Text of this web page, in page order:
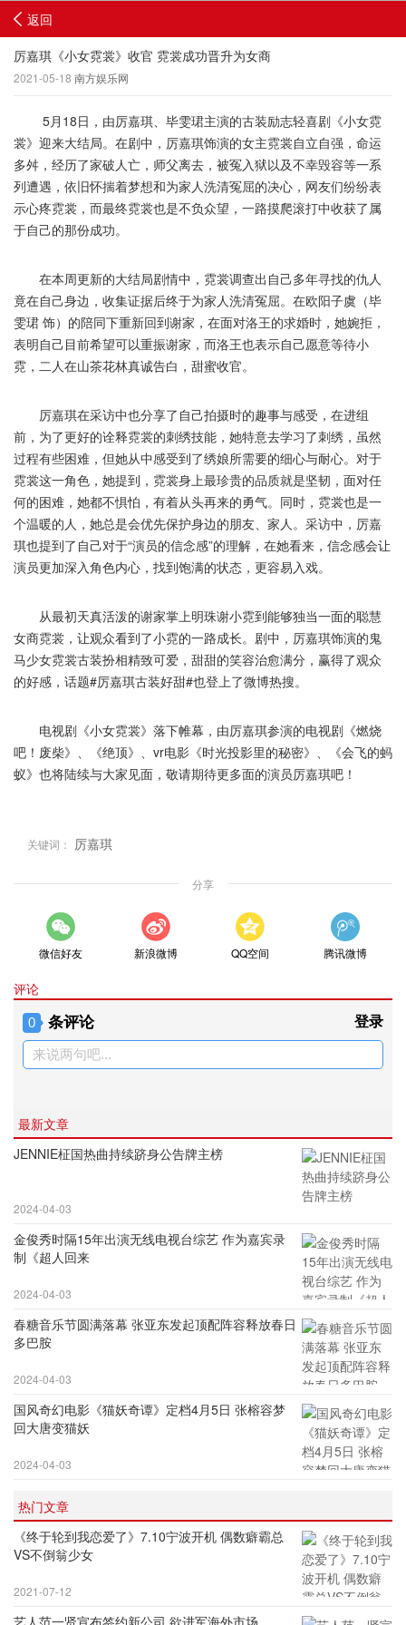
返回
厉嘉琪《小女霓裳》收官 霓裳成功晋升为女商
2021-05-18 南方娱乐网
5月18日，由厉嘉琪、毕雯珺主演的古装励志轻喜剧《小女霓
裳》迎来大结局。在剧中，厉嘉琪饰演的女主霓裳自立自强，命运
多舛，经历了家破人亡，师父离去，被冤入狱以及不幸毁容等一系
列遭遇，依旧怀揣着梦想和为家人洗清冤屈的决心，网友们纷纷表
示心疼霓裳，而最终霓裳也是不负众望，一路摸爬滚打中收获了属
于自己的那份成功。
在本周更新的大结局剧情中，霓裳调查出自己多年寻找的仇人
竟在自己身边，收集证据后终于为家人洗清冤屈。在欧阳子虞（毕
雯珺 饰）的陪同下重新回到谢家，在面对洛王的求婚时，她婉拒，
表明自己目前希望可以重振谢家，而洛王也表示自己愿意等待小
霓，二人在山茶花林真诚告白，甜蜜收官。
厉嘉琪在采访中也分享了自己拍摄时的趣事与感受，在进组
前，为了更好的诠释霓裳的刺绣技能，她特意去学习了刺绣，虽然
过程有些困难，但她从中感受到了绣娘所需要的细心与耐心。对于
霓裳这一角色，她提到，霓裳身上最珍贵的品质就是坚韧，面对任
何的困难，她都不惧怕，有着从头再来的勇气。同时，霓裳也是一
个温暖的人，她总是会优先保护身边的朋友、家人。采访中，厉嘉
琪也提到了自己对于“演员的信念感”的理解，在她看来，信念感会让
演员更加深入角色内心，找到饱满的状态，更容易入戏。
从最初天真活泼的谢家掌上明珠谢小霓到能够独当一面的聪慧
女商霓裳，让观众看到了小霓的一路成长。剧中，厉嘉琪饰演的鬼
马少女霓裳古装扮相精致可爱，甜甜的笑容治愈满分，赢得了观众
的好感，话题#厉嘉琪古装好甜#也登上了微博热搜。
电视剧《小女霓裳》落下帷幕，由厉嘉琪参演的电视剧《燃烧
吧！废柴》、《绝顶》、vr电影《时光投影里的秘密》、《会飞的蚂
蚁》也将陆续与大家见面，敬请期待更多面的演员厉嘉琪吧！
关键词： 厉嘉琪
分享
微信好友 新浪微博 QQ空间 腾讯微博
评论
0 条评论 登录
来说两句吧...
最新文章
JENNIE柾国热曲持续跻身公告牌主榜
2024-04-03
金俊秀时隔15年出演无线电视台综艺 作为嘉宾录
制《超人回来
2024-04-03
春糖音乐节圆满落幕 张亚东发起顶配阵容释放春日
多巴胺
2024-04-03
国风奇幻电影《猫妖奇谭》定档4月5日 张榕容梦
回大唐变猫妖
2024-04-03
热门文章
《终于轮到我恋爱了》7.10宁波开机 偶数癖霸总
VS不倒翁少女
2021-07-12
艺人范一贤宣布签约新公司 欲进军海外市场